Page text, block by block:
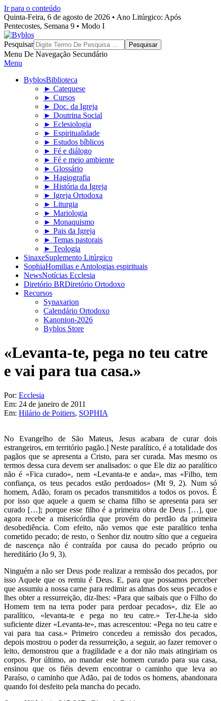
Ir para o conteúdo
Quinta-Feira, 6 de agosto de 2026 • Ano Litúrgico: Após
Pentecostes, Semana 9 • Modo I
Byblos
Pesquisar
Menu De Navegação Secundário
Menu
ByblosBiblioteca
► Catequese
► Cursos
► Doc. da Igreja
► Doutrina Social
► Eclesiologia
► Espiritualidade
► Estudos bíblicos
► Fé e diálogo
► Fé e meio ambiente
► Glossário
► Hagiografia
► História da Igreja
► Igreja Ortodoxa
► Liturgia
► Mariologia
► Monaquismo
► Pais da Igreja
► Temas pastorais
► Teologia
SinaxeSuplemento Litúrgico
SophiaHomilias e Antologias espirituais
NewsNotícias Ecclesia
Diretório BRDiretório Ortodoxo
Recursos
Synaxarion
Calendário Ortodoxo
Kanonion-2026
Byblos Store
«Levanta-te, pega no teu catre
e vai para tua casa.»
Por: Ecclesia
Em: 24 de janeiro de 2011
Em: Hilário de Poitiers, SOPHIA
No Evangelho de São Mateus, Jesus acabara de curar dois
estrangeiros, em território pagão.] Neste paralítico, é a totalidade dos
pagãos que se apresenta a Cristo, para ser curada. Mas mesmo os
termos dessa cura devem ser analisados: o que Ele diz ao paralítico
não é «Fica curado», nem «Levanta-te e anda», mas «Filho, tem
confiança, os teus pecados estão perdoados» (Mt 9, 2). Num só
homem, Adão, foram os pecados transmitidos a todos os povos. É
por isso que aquele a quem se chama filho se apresenta para ser
curado […]; porque esse filho é a primeira obra de Deus […], que
agora recebe a misericórdia que provém do perdão da primeira
desobediência. Com efeito, não vemos que este paralítico tenha
cometido pecado; de resto, o Senhor diz noutro sítio que a cegueira
de nascença não é contraída por causa do pecado próprio ou
hereditário (Jo 9, 3).
Ninguém a não ser Deus pode realizar a remissão dos pecados, por
isso Aquele que os remiu é Deus. E, para que possamos perceber
que assumiu a nossa carne para redimir as almas dos seus pecados e
lhes obter a ressurreição, diz-lhes: «Para que saibais que o Filho do
Homem tem na terra poder para perdoar pecados», diz Ele ao
paralítico, «levanta-te e pega no teu catre.» Ter-Lhe-ia sido
suficiente dizer «Levanta-te», mas acrescentou: «Pega no teu catre e
vai para tua casa.» Primeiro concedeu a remissão dos pecados,
depois mostrou o poder da ressurreição, a seguir, ao fazer remover o
leito, demonstrou que a fragilidade e a dor não mais atingiriam os
corpos. Por último, ao mandar este homem curado para sua casa,
ensinou que os fiéis devem encontrar o caminho que leva ao
Paraíso, o caminho que Adão, pai de todos os homens, abandonara
quando foi desfeito pela mancha do pecado.